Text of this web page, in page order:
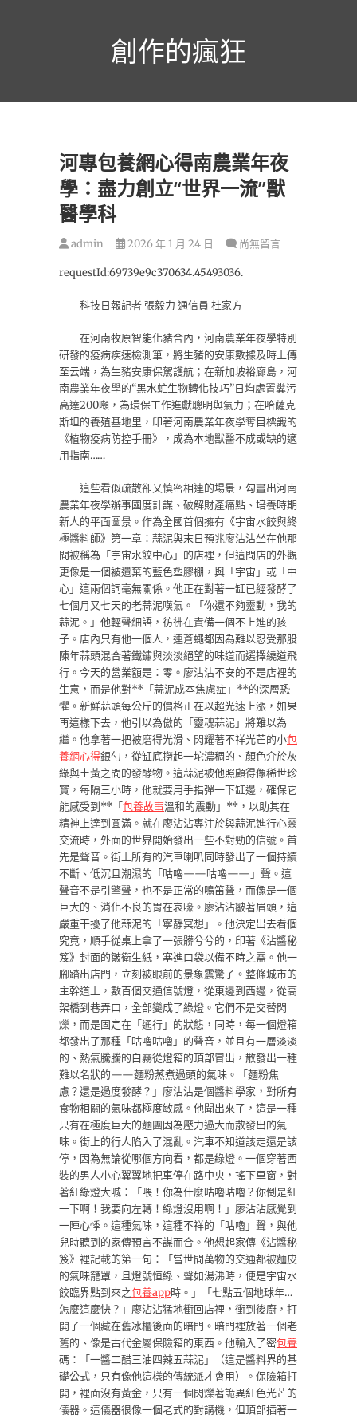
創作的瘋狂
河專包養網心得南農業年夜
學：盡力創立“世界一流”獸
醫學科
admin 2026 年 1 月 24 日 尚無留言
requestId:69739e9c370634.45493036.
科技日報記者 張毅力 通信員 杜家方
在河南牧原智能化豬舍內，河南農業年夜學特別
研發的疫病疾速檢測筆，將生豬的安康數據及時上傳
至云端，為生豬安康保駕護航；在新加坡裕廊島，河
南農業年夜學的“黑水虻生物轉化技巧”日均處置糞污
高達200噸，為環保工作進獻聰明與氣力；在哈薩克
斯坦的養殖基地里，印著河南農業年夜學奪目標識的
《植物疫病防控手冊》，成為本地獸醫不成或缺的適
用指南……
這些看似疏散卻又慎密相連的場景，勾畫出河南
農業年夜學辦事國度計謀、破解財產痛點、培養時期
新人的平面圖景。作為全國首個擁有《宇宙水餃與終
極醬料師》第一章：蒜泥與末日預兆廖沾沾坐在他那
間被稱為「宇宙水餃中心」的店裡，但這間店的外觀
更像是一個被遺棄的藍色塑膠棚，與「宇宙」或「中
心」這兩個詞毫無關係。他正在對著一缸已經發酵了
七個月又七天的老蒜泥嘆氣。「你還不夠靈動，我的
蒜泥。」他輕聲細語，彷彿在責備一個不上進的孩
子。店內只有他一個人，連蒼蠅都因為難以忍受那股
陳年蒜頭混合著鐵鏽與淡淡絕望的味道而選擇繞道飛
行。今天的營業額是：零。廖沾沾不安的不是店裡的
生意，而是他對**「蒜泥成本焦慮症」**的深層恐
懼。新鮮蒜頭每公斤的價格正在以超光速上漲，如果
再這樣下去，他引以為傲的「靈魂蒜泥」將難以為
繼。他拿著一把被磨得光滑、閃耀著不祥光芒的小包
養網心得銀勺，從缸底撈起一坨濃稠的、顏色介於灰
綠與土黃之間的發酵物。這蒜泥被他照顧得像稀世珍
寶，每隔三小時，他就要用手指彈一下缸邊，確保它
能感受到**「包養故事溫和的震動」**，以助其在
精神上達到圓滿。就在廖沾沾專注於與蒜泥進行心靈
交流時，外面的世界開始發出一些不對勁的信號。首
先是聲音。街上所有的汽車喇叭同時發出了一個持續
不斷、低沉且潮濕的「咕嚕——咕嚕——」聲。這
聲音不是引擎聲，也不是正常的鳴笛聲，而像是一個
巨大的、消化不良的胃在哀嚎。廖沾沾皺著眉頭，這
嚴重干擾了他蒜泥的「寧靜冥想」。他決定出去看個
究竟，順手從桌上拿了一張髒兮兮的，印著《沾醬秘
笈》封面的皺衛生紙，塞進口袋以備不時之需。他一
腳踏出店門，立刻被眼前的景象震驚了。整條城市的
主幹道上，數百個交通信號燈，從東邊到西邊，從高
架橋到巷弄口，全部變成了綠燈。它們不是交替閃
爍，而是固定在「通行」的狀態，同時，每一個燈箱
都發出了那種「咕嚕咕嚕」的聲音，並且有一層淡淡
的、熱氣騰騰的白霧從燈箱的頂部冒出，散發出一種
難以名狀的——麵粉蒸煮過頭的氣味。「麵粉焦
慮？還是過度發酵？」廖沾沾是個醬料學家，對所有
食物相關的氣味都極度敏感。他聞出來了，這是一種
只有在極度巨大的麵團因為壓力過大而散發出的氣
味。街上的行人陷入了混亂。汽車不知道該走還是該
停，因為無論從哪個方向看，都是綠燈。一個穿著西
裝的男人小心翼翼地把車停在路中央，搖下車窗，對
著紅綠燈大喊：「喂！你為什麼咕嚕咕嚕？你倒是紅
一下啊！我要向左轉！綠燈沒用啊！」廖沾沾感覺到
一陣心悸。這種氣味，這種不祥的「咕嚕」聲，與他
兒時聽到的家傳預言不謀而合。他想起家傳《沾醬秘
笈》裡記載的第一句：「當世間萬物的交通都被麵皮
的氣味籠罩，且燈號恒綠、聲如湯沸時，便是宇宙水
餃臨界點到來之包養app時。」「七點五個地球年…
怎麼這麼快？」廖沾沾猛地衝回店裡，衝到後廚，打
開了一個藏在舊冰櫃後面的暗門。暗門裡放著一個老
舊的、像是古代金屬保險箱的東西。他輸入了密包養
碼：「一醬二醋三油四辣五蒜泥」（這是醬料界的基
礎公式，只有像他這樣的傳統派才會用）。保險箱打
開，裡面沒有黃金，只有一個閃爍著詭異紅色光芒的
儀器。這儀器很像一個老式的對講機，但頂部插著一